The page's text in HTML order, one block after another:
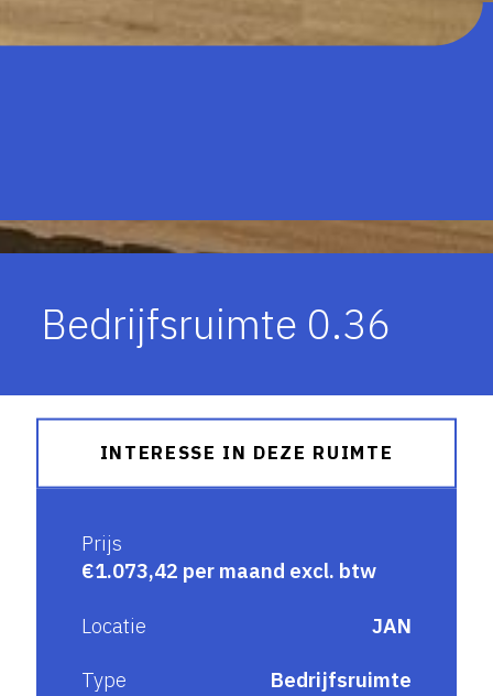
Bedrijfsruimte 0.36
INTERESSE IN DEZE RUIMTE
Prijs
€1.073,42 per maand excl. btw
Locatie JAN
Type Bedrijfsruimte